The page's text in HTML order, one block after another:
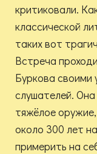
критиковали.
классической
таких вот
Встреча
Буркова своими
слушателей.
тяжёлое
около 300 лет
примерить на